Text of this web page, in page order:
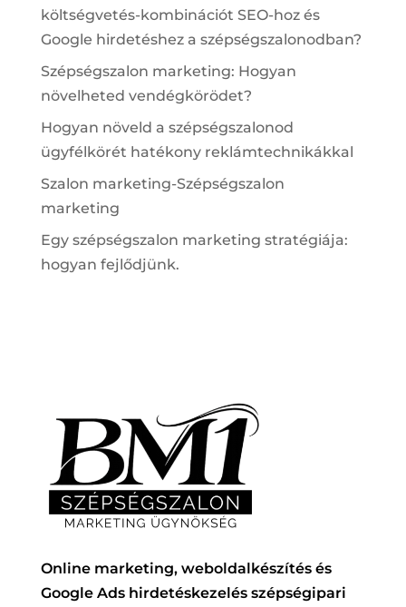
költségvetés-kombinációt SEO-hoz és
Google hirdetéshez a szépségszalonodban?
Szépségszalon marketing: Hogyan
növelheted vendégkörödet?
Hogyan növeld a szépségszalonod
ügyfélkörét hatékony reklámtechnikákkal
Szalon marketing-Szépségszalon
marketing
Egy szépségszalon marketing stratégiája:
hogyan fejlődjünk.
Online marketing, weboldalkészítés és
Google Ads hirdetéskezelés szépségipari